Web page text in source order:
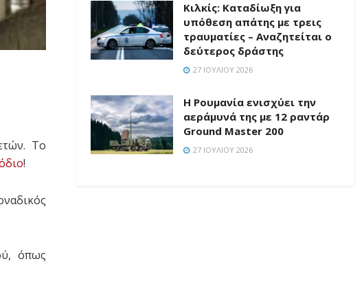
Το
!
όπως
Κιλκίς: Καταδίωξη για
υπόθεση απάτης με τρεις
τραυματίες – Αναζητείται ο
δεύτερος δράστης
27 ΙΟΥΛΊΟΥ 2026
Η Ρουμανία ενισχύει την
αεράμυνά της με 12 ραντάρ
Ground Master 200
27 ΙΟΥΛΊΟΥ 2026